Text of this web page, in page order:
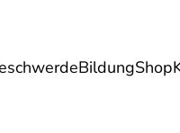
BildungShop
Energie Reise